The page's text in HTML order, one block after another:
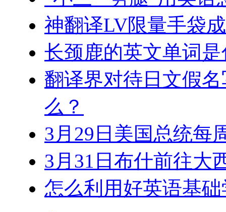
神翻译LV限量手袋
长颈鹿的英文单词
翻译界对待日文假
么？
3月29日美国总统每
3月31日布什前往大
怎么利用好英语基